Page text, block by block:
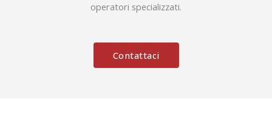
operatori specializzati.
Contattaci